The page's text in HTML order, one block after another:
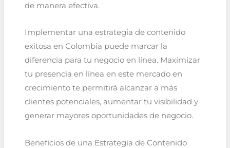
de manera efectiva.
Implementar una estrategia de contenido
exitosa en Colombia puede marcar la
diferencia para tu negocio en línea. Maximizar
tu presencia en línea en este mercado en
crecimiento te permitirá alcanzar a más
clientes potenciales, aumentar tu visibilidad y
generar mayores oportunidades de negocio.
Beneficios de una Estrategia de Contenido